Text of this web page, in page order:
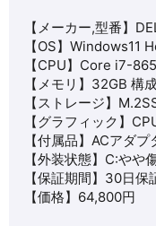
【メーカー,型番】
【OS】Windows11
【CPU】 Core i7-
【メモリ】32GB 構
【ストレージ】
【グラフィック】
【付属品】ACアダプ
【外装状態】C:やや
【保証期間】30日保
【価格】64,800円